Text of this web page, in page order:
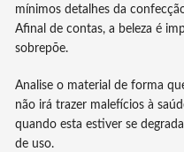
mínimos detalhes da
Afinal de contas, a beleza é
sobrepõe.
Analise o material de forma
não irá trazer malefícios à
quando esta estiver se
de uso.